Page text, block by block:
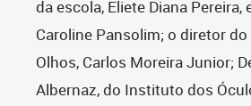
da escola, Eliete Diana Pereira,
Caroline Pansolim; o diretor
Olhos, Carlos Moreira Junior;
Albernaz, do Instituto dos